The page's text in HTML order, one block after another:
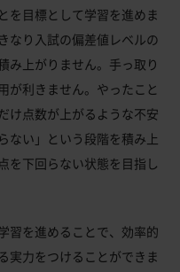
を目標として学習を進めま
なり入試の偏差値レベルの
み上がりません。手っ取り
が利きません。やったこと
け点数が上がるような不安
い」という段階を積み上
を下回らない状態を目指し
習を進めることで、効率的
実力をつけることができま